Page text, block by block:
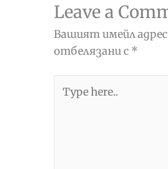
Leave a
Вашият имейл
отбелязани с *
here..